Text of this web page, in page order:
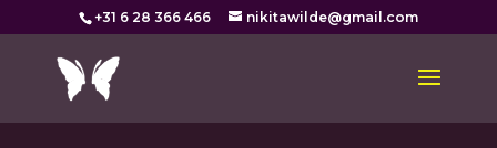
+31 6 28 366 466 nikitawilde@gmail.com